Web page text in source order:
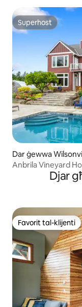
Superhost
Superhost
Dar ġewwa
Anbrila Vineyard
Djar
Favorit tal-klijenti
Favorit tal-klijenti